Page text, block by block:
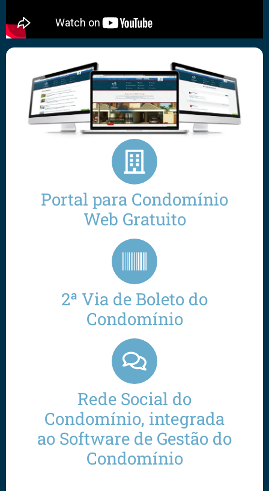
Portal para Condomínio
Web Gratuito
2ª Via de Boleto do
Condomínio
Rede Social do
Condomínio, integrada
ao Software de Gestão do
Condomínio